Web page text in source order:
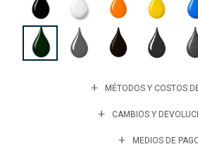
MÉTODOS Y COSTOS
CAMBIOS Y
MEDIOS DE